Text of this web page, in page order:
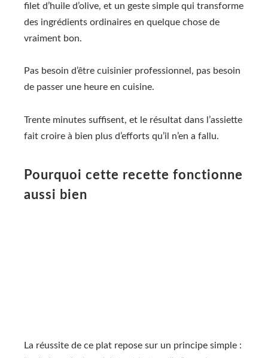
filet d’huile d’olive, et un geste simple qui transforme
des ingrédients ordinaires en quelque chose de
vraiment bon.
Pas besoin d’être cuisinier professionnel, pas besoin
de passer une heure en cuisine.
Trente minutes suffisent, et le résultat dans l’assiette
fait croire à bien plus d’efforts qu’il n’en a fallu.
Pourquoi cette recette fonctionne
aussi bien
La réussite de ce plat repose sur un principe simple :